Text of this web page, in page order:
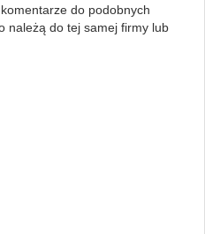
do podobnych
należą do tej samej firmy lub